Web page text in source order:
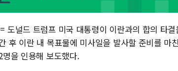
도널드 트럼프 미국 대통령이 이란과의 합의 타
후 이란 내 목표물에 미사일을 발사할 준비를 마
을 인용해 보도했다.